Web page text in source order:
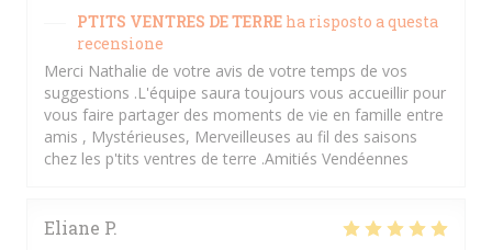
PTITS VENTRES DE TERRE ha risposto a questa
recensione
Merci Nathalie de votre avis de votre temps de vos
suggestions .L'équipe saura toujours vous accueillir pour
vous faire partager des moments de vie en famille entre
amis , Mystérieuses, Merveilleuses au fil des saisons
chez les p'tits ventres de terre .Amitiés Vendéennes
Eliane P